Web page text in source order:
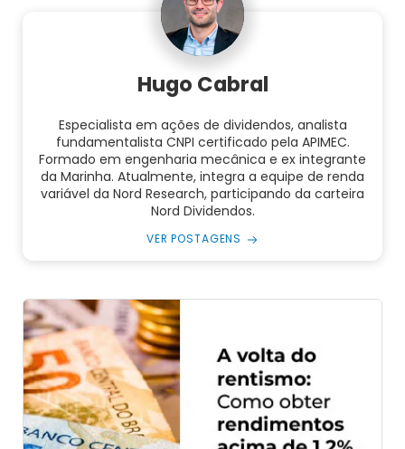
Hugo Cabral
Especialista em ações de dividendos, analista
fundamentalista CNPI certificado pela APIMEC.
Formado em engenharia mecânica e ex integrante
da Marinha. Atualmente, integra a equipe de renda
variável da Nord Research, participando da carteira
Nord Dividendos.
VER POSTAGENS